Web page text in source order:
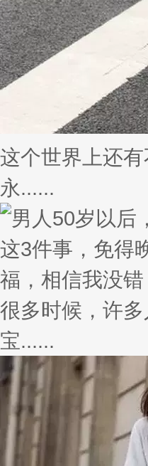
这颗“手榴弹”
想必大家对于
担......